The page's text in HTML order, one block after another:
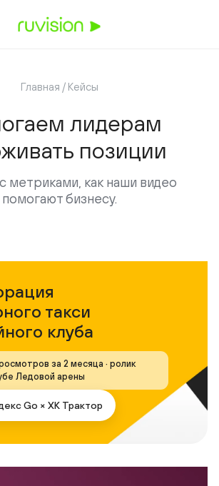
Главная / Кейсы
лидерам
позиции
метриками, как наши видео
помогают бизнесу.
такси
клуба
за 2 месяца · ролик
Ледовой арены
Go × ХК Трактор